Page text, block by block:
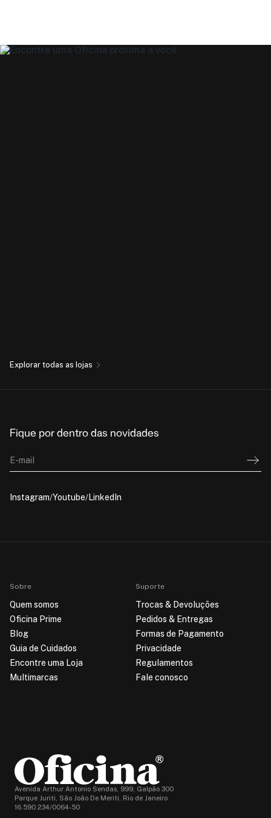
Explorar todas as lojas
Fique por dentro das novidades
E-mail
Instagram Youtube LinkedIn
Sobre
Quem somos
Oficina Prime
Blog
Guia de Cuidados
Encontre uma Loja
Multimarcas
Suporte
Trocas & Devoluções
Pedidos & Entregas
Formas de Pagamento
Privacidade
Regulamentos
Fale conosco
Avenida Arthur Antonio Sendas, 999, Galpão 300
Parque Juriti, São João De Meriti, Rio de Janeiro
16.590.234/0064-50